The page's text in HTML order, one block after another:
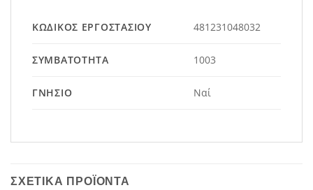
ΚΩΔΙΚΌΣ ΕΡΓΟΣΤΑΣΊΟΥ 481231048032
ΣΥΜΒΑΤΌΤΗΤΑ 1003
ΓΝΉΣΙΟ Ναί
ΣΧΕΤΙΚΆ ΠΡΟΪΌΝΤΑ